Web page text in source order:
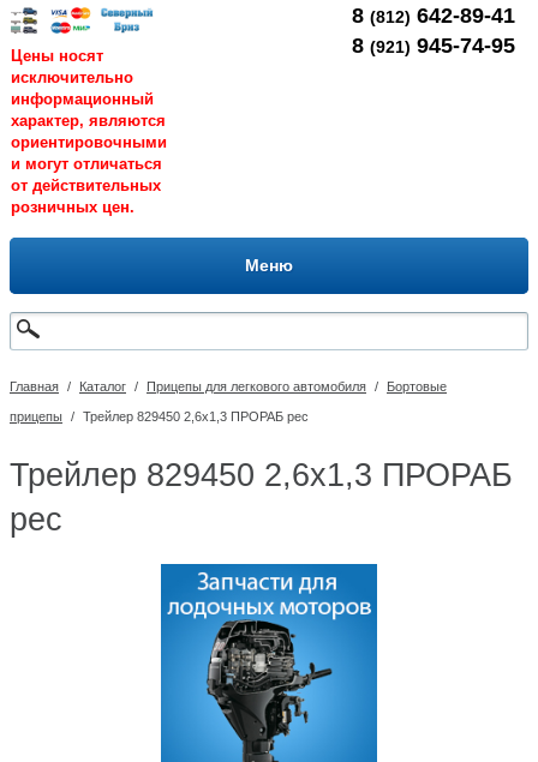
Цены носят
исключительно
информационный
характер, являются
ориентировочными
и могут отличаться
от действительных
розничных цен.
8 (812) 642-89-41
8 (921) 945-74-95
Меню
Главная / Каталог / Прицепы для легкового автомобиля / Бортовые
прицепы / Трейлер 829450 2,6х1,3 ПРОРАБ рес
Трейлер 829450 2,6х1,3 ПРОРАБ
рес